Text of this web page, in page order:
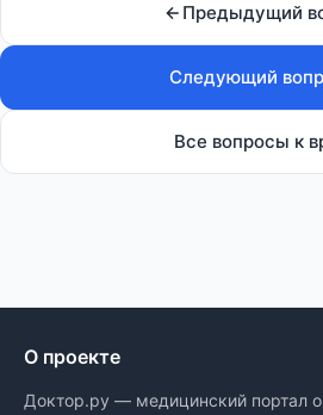
Предыдущий
Следующий
Все вопросы к
О проекте
Доктор.ру — медицинский портал